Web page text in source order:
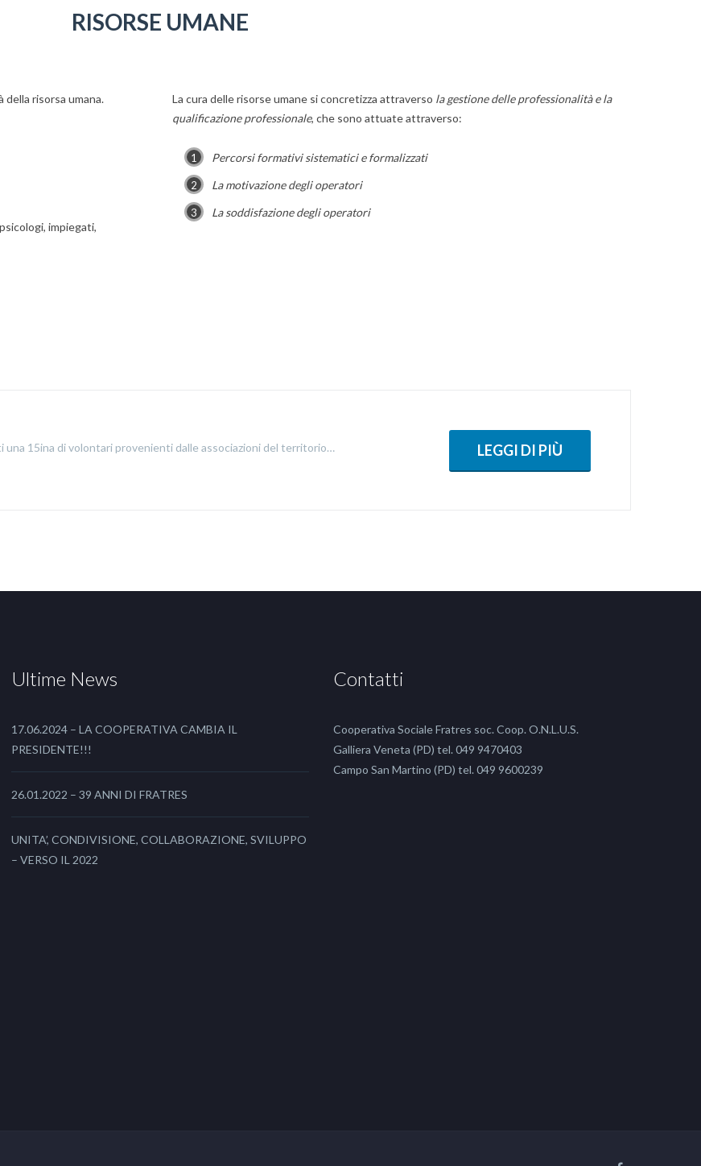
RISORSE UMANE
risorsa umana.
impiegati,
La cura delle risorse umane si concretizza attraverso la gestione delle professionalità e la
qualificazione professionale, che sono attuate attraverso:
Percorsi formativi sistematici e formalizzati
La motivazione degli operatori
La soddisfazione degli operatori
15ina di volontari provenienti dalle associazioni del territorio… LEGGI DI PIÙ
Ultime News
17.06.2024 – LA COOPERATIVA CAMBIA IL
PRESIDENTE!!!
26.01.2022 – 39 ANNI DI FRATRES
UNITA’, CONDIVISIONE, COLLABORAZIONE, SVILUPPO
– VERSO IL 2022
Contatti
Cooperativa Sociale Fratres soc. Coop. O.N.L.U.S.
Galliera Veneta (PD) tel. 049 9470403
Campo San Martino (PD) tel. 049 9600239